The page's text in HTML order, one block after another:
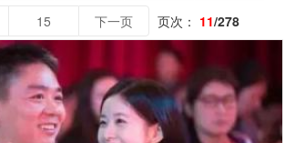
15 下一页 页次： 11/278